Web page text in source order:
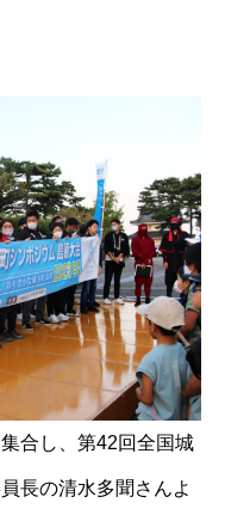
合し、第42回全国城
長の清水多聞さんよ